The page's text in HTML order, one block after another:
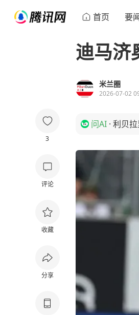
首页 要
3
评论
收藏
分享
迪马济
米兰圈
2026-07-02
问AI · 利贝